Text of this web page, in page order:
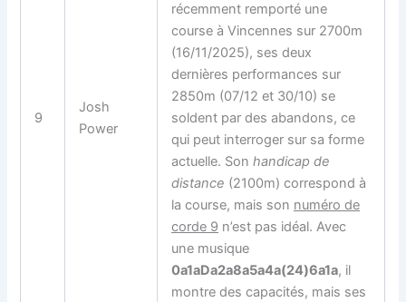
9
Josh
Power
récemment remporté une
course à Vincennes sur 2700m
(16/11/2025), ses deux
dernières performances sur
2850m (07/12 et 30/10) se
soldent par des abandons, ce
qui peut interroger sur sa forme
actuelle. Sonhandicap de
distance (2100m) correspond à
la course, mais son numéro de
corde 9 n’est pas idéal. Avec
une musique
0a1aDa2a8a5a4a(24)6a1a, il
montre des capacités, mais ses